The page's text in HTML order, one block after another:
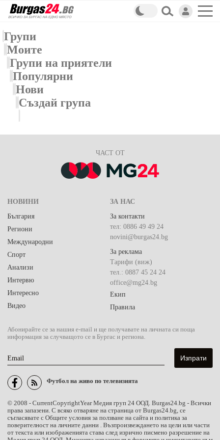
Групи
Моите
Групи на приятели
Популярни
Нови
Създай група
ЧАСТ ОТ
НОВИНИ
България
Региони
Международни
Спорт
Анализи
Интервю
Интересно
Видео
ЗА НАС
За контакти
тел: 0886 49 49 24
novini@burgas24.bg
За реклама
Тарифи (виж)
тел.: 0887 45 24 24
office@mg24.bg
Екип
Правила
Абонирайте се за нашия e-mail и ще получавате на личната си поща
информация за случващото се в Бургас и региона.
Email
Футбол на живо по телевизията
© 2008 - CurrentCopyrightYearМедия груп 24 ООД. Burgas24.bg - Всички
права запазени. С всяко отваряне на страница от Burgas24.bg, се
съгласявате с Общите условия за ползване на сайта и политика за
поверителност на личните данни . Възпроизвеждането на цели или части
от текста или изображенията става след изрично писмено разрешение на